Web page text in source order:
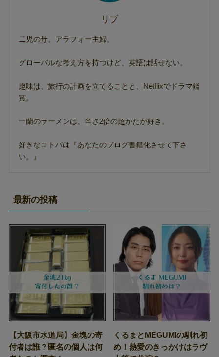
リブ
二児の母。アラフォー主婦。
グローバルな考え方を持つけど、英語は話せない。
趣味は、旅行の計画を立てることと、Netflixでドラマ鑑
賞。
一蘭のラーメンは、辛さ2倍の超かたが好き。
好きなコトバは『あなたのブログ書籍化させて下さ
い。』
最新の投稿
【大阪市水道局】金塊の寄
付者は誰？匿名の個人は何
くるまとMEGUMIの馴れ初
め！熱愛のきっかけはラヴ